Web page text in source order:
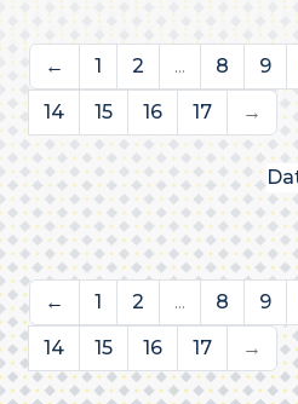
← 1 2 ... 8 9
14
15 16 17 →
← 1 2 ... 8 9
14
15 16 17 →